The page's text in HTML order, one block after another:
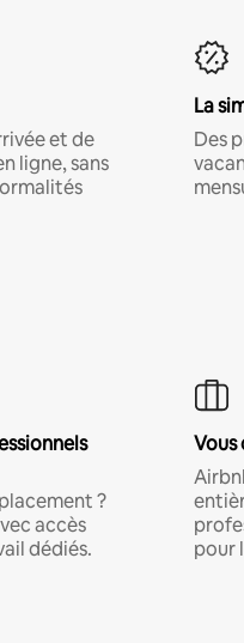
et de
ligne, sans
La
Des
?
accès
dédiés.
Vous
pour